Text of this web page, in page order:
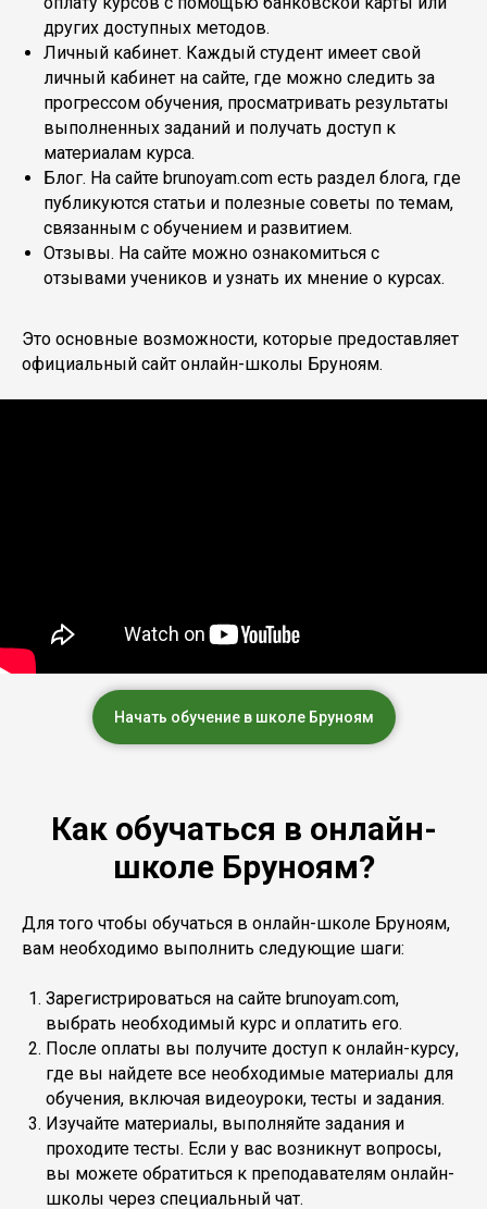
других доступных методов.
Личный кабинет. Каждый студент имеет свой
личный кабинет на сайте, где можно следить за
прогрессом обучения, просматривать результаты
выполненных заданий и получать доступ к
материалам курса.
Блог. На сайте brunoyam.com есть раздел блога, где
публикуются статьи и полезные советы по темам,
связанным с обучением и развитием.
Отзывы. На сайте можно ознакомиться с
отзывами учеников и узнать их мнение о курсах.
Это основные возможности, которые предоставляет
официальный сайт онлайн-школы Бруноям.
Начать обучение в школе Бруноям
Как обучаться в онлайн-
школе Бруноям?
Для того чтобы обучаться в онлайн-школе Бруноям,
вам необходимо выполнить следующие шаги:
Зарегистрироваться на сайте brunoyam.com,
выбрать необходимый курс и оплатить его.
После оплаты вы получите доступ к онлайн-курсу,
где вы найдете все необходимые материалы для
обучения, включая видеоуроки, тесты и задания.
Изучайте материалы, выполняйте задания и
проходите тесты. Если у вас возникнут вопросы,
вы можете обратиться к преподавателям онлайн-
школы через специальный чат.